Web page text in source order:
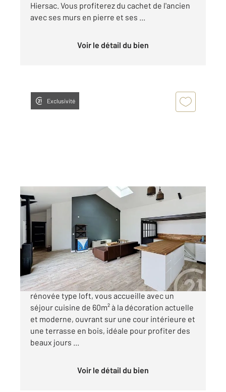
Hiersac. Vous profiterez du cachet de l'ancien
avec ses murs en pierre et ses ...
Voir le détail du bien
Exclusivité
SOYAUX 16
114 m 2
Ref : 8136
Maison à vendre
243 800 €
Au cœur de Soyaux, cette maison entièrement
rénovée type loft, vous accueille avec un
séjour cuisine de 60m² à la décoration actuelle
et moderne, ouvrant sur une cour intérieure et
une terrasse en bois, idéale pour profiter des
beaux jours ...
Voir le détail du bien